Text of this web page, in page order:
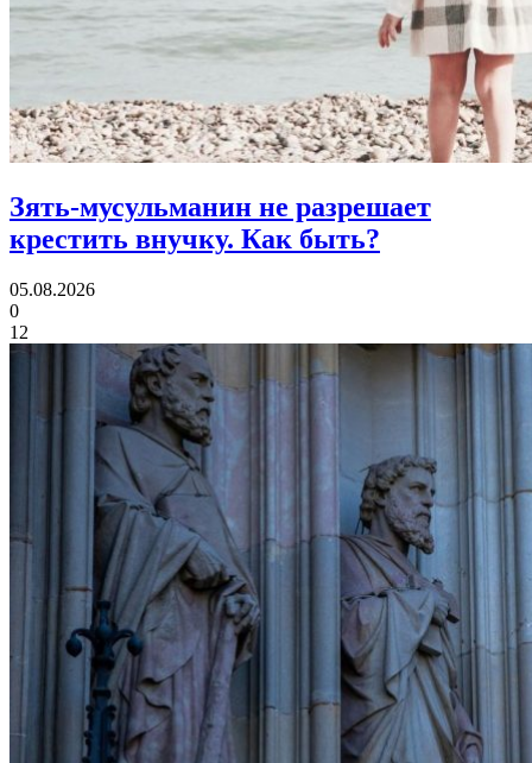
Зять-мусульманин не разрешает
крестить внучку. Как быть?
05.08.2026
0
12